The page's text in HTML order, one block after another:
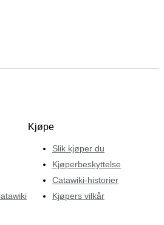
Kjøpe
Slik kjøper du
Kjøperbeskyttelse
Catawiki-historier
Kjøpers vilkår